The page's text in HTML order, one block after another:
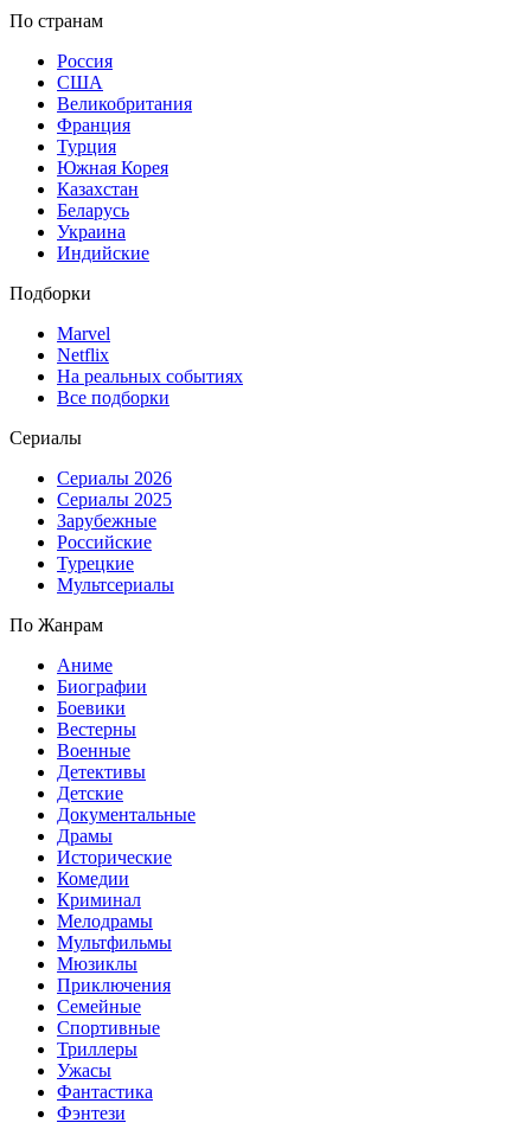
По странам
Россия
США
Великобритания
Франция
Турция
Южная Корея
Казахстан
Беларусь
Украина
Индийские
Подборки
Marvel
Netflix
На реальных событиях
Все подборки
Сериалы
Сериалы 2026
Сериалы 2025
Зарубежные
Российские
Турецкие
Мультсериалы
По Жанрам
Аниме
Биографии
Боевики
Вестерны
Военные
Детективы
Детские
Документальные
Драмы
Исторические
Комедии
Криминал
Мелодрамы
Мультфильмы
Мюзиклы
Приключения
Семейные
Спортивные
Триллеры
Ужасы
Фантастика
Фэнтези